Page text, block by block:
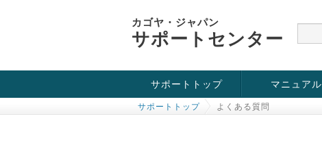
カゴヤ・ジャパン
サポートセンター
サポートトップ
お役立ち情報
チュートリアル
障害・メンテナンス情報
マニュアル
サポートトップ よくある質問